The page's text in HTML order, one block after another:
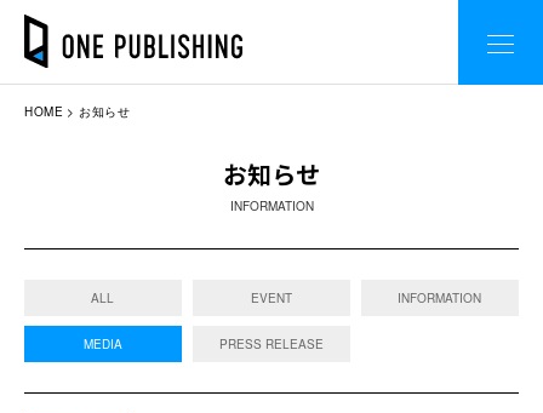
HOME お知らせ
お知らせ
INFORMATION
ALL EVENT INFORMATION
MEDIA PRESS RELEASE